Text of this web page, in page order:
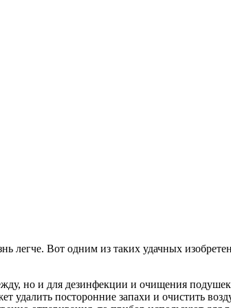
легче. Вот одним из таких удачных
но и для дезинфекции и очищения
удалить посторонние запахи и очистить